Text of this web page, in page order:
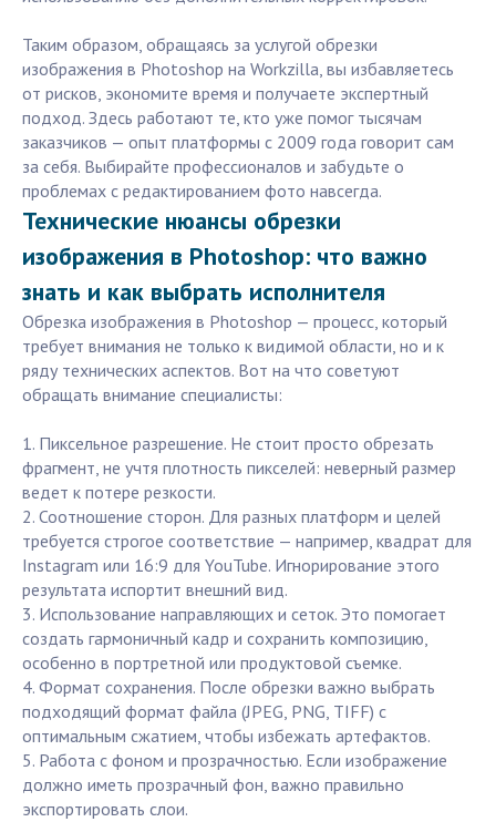
Таким образом, обращаясь за услугой обрезки
изображения в Photoshop на Workzilla, вы избавляетесь
от рисков, экономите время и получаете экспертный
подход. Здесь работают те, кто уже помог тысячам
заказчиков — опыт платформы с 2009 года говорит сам
за себя. Выбирайте профессионалов и забудьте о
проблемах с редактированием фото навсегда.
Технические нюансы обрезки
изображения в Photoshop: что важно
знать и как выбрать исполнителя
Обрезка изображения в Photoshop — процесс, который
требует внимания не только к видимой области, но и к
ряду технических аспектов. Вот на что советуют
обращать внимание специалисты:
1. Пиксельное разрешение. Не стоит просто обрезать
фрагмент, не учтя плотность пикселей: неверный размер
ведет к потере резкости.
2. Соотношение сторон. Для разных платформ и целей
требуется строгое соответствие — например, квадрат для
Instagram или 16:9 для YouTube. Игнорирование этого
результата испортит внешний вид.
3. Использование направляющих и сеток. Это помогает
создать гармоничный кадр и сохранить композицию,
особенно в портретной или продуктовой съемке.
4. Формат сохранения. После обрезки важно выбрать
подходящий формат файла (JPEG, PNG, TIFF) с
оптимальным сжатием, чтобы избежать артефактов.
5. Работа с фоном и прозрачностью. Если изображение
должно иметь прозрачный фон, важно правильно
экспортировать слои.